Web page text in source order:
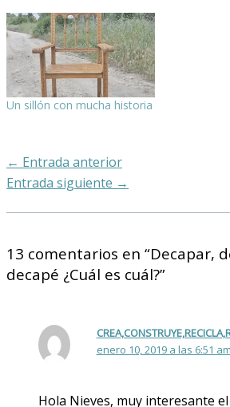
Un sillón con mucha historia
← Entrada anterior
Entrada siguiente →
13 comentarios en “Decapar,
decapé ¿Cuál es cuál?”
enero 10, 2019 a las 6:51 am
Hola Nieves, muy interesante